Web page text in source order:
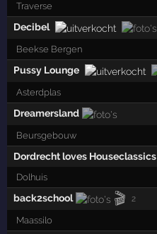
Traverse
Decibel
Beekse Bergen
Pussy Lounge
Asterdplas
Dreamersland
Beursgebouw
Dordrecht loves Houseclassics
Dolhuis
back2school 🎬 2
Maassilo